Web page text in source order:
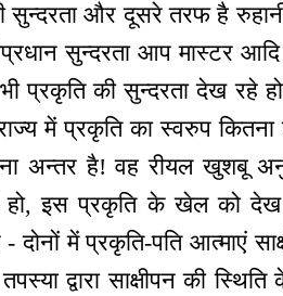
और दूसरे तरफ है
सुन्दरता आप मास्टर
प्रकृति की सुन्दरता देख रहे
में प्रकृति का स्वरुप कितना
अन्तर है! वह रीयल खुशबू
हो, इस प्रकृति के खेल को देख
दोनों में प्रकृति-पति आत्माएं
तपस्या द्वारा साक्षीपन की